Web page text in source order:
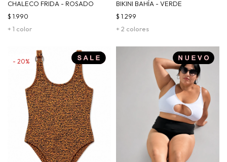
CHALECO FRIDA - ROSADO
+ 1 color
$ 1.990
BIKINI BAHÍA - VERDE
+ 2 colores
$ 1.299
20